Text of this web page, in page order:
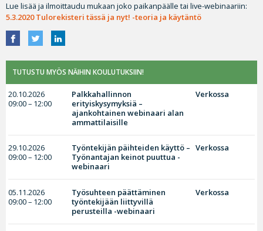
Lue lisää ja ilmoittaudu mukaan joko paikanpäälle tai live-webinaariin:
5.3.2020 Tulorekisteri tässä ja nyt! -teoria ja käytäntö
TUTUSTU MYÖS NÄIHIN KOULUTUKSIIN!
20.10.2026
09:00 – 12:00
Palkkahallinnon
erityiskysymyksiä –
ajankohtainen webinaari alan
ammattilaisille
Verkossa
29.10.2026
09:00 – 12:00
Työntekijän päihteiden käyttö –
Työnantajan keinot puuttua -
webinaari
Verkossa
05.11.2026
09:00 – 12:00
Työsuhteen päättäminen
työntekijään liittyvillä
perusteilla -webinaari
Verkossa